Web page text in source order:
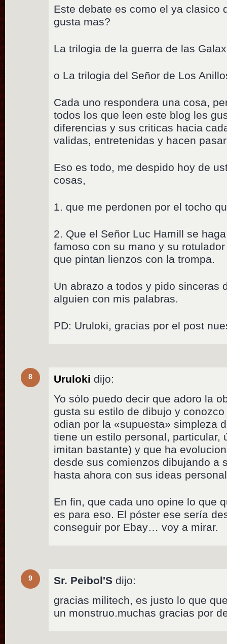
Este debate es como el ya clasico
gusta mas?
La trilogia de la guerra de las
o La trilogia del Señor de Los
Cada uno respondera una cosa,
todos los que leen este blog les
diferencias y sus criticas hacia
validas, entretenidas y hacen
Eso es todo, me despido hoy de
cosas,
1. que me perdonen por el tocho
2. Que el Señor Luc Hamill se
famoso con su mano y su
que pintan lienzos con la trompa.
Un abrazo a todos y pido sinceras
alguien con mis palabras.
PD: Uruloki, gracias por el post
8 Uruloki dijo:
Yo sólo puedo decir que adoro la
gusta su estilo de dibujo y
odian por la «supuesta» simpleza
tiene un estilo personal, particular,
imitan bastante) y que ha
desde sus comienzos dibujando a
hasta ahora con sus ideas
En fin, que cada uno opine lo que
es para eso. El póster ese sería
conseguir por Ebay… voy a mirar.
9 Sr. Peibol'S dijo:
gracias militech, es justo lo que
un monstruo.muchas gracias por